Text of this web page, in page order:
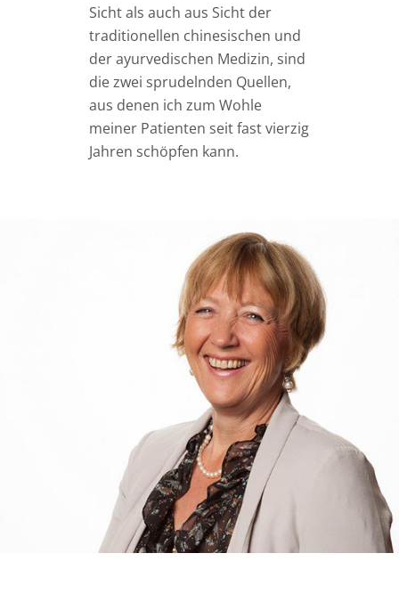
Sicht als auch aus Sicht der
traditionellen chinesischen und
der ayurvedischen Medizin, sind
die zwei sprudelnden Quellen,
aus denen ich zum Wohle
meiner Patienten seit fast vierzig
Jahren schöpfen kann.